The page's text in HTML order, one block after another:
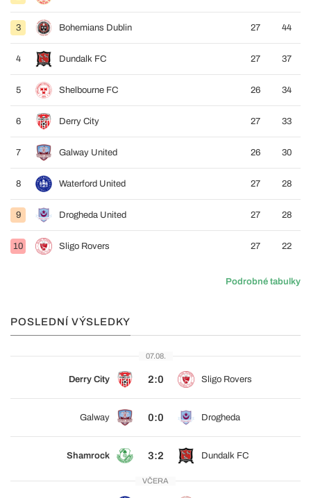
3 Bohemians Dublin 27 44
4 Dundalk FC 27 37
5 Shelbourne FC 26 34
6 Derry City 27 33
7 Galway United 26 30
8 Waterford United 27 28
9 Drogheda United 27 28
10 Sligo Rovers 27 22
Podrobné tabulky
POSLEDNÍ VÝSLEDKY
07.08.
Derry City 2:0 Sligo Rovers
Galway 0:0 Drogheda
Shamrock 3:2 Dundalk FC
VČERA